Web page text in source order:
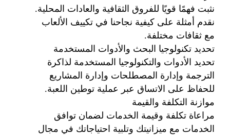
نثبت فهمًا قويًا للفروق الثقافية والعادات المحلية.
نقدم أمثلة على كيفية نجاحنا في تكييف الألعاب
مع ثقافات مختلفة.
تحديد تكنولوجيا البحث والأدوات المستخدمة
تحديد الأدوات والتكنولوجيا المستخدمة لذاكرة
الترجمة وإدارة المصطلحات وإدارة المشاريع
للحفاظ على الاتساق عبر عملية توطين اللعبة.
موازنة التكلفة والقيمة
مراعاة تكلفة وقيمة الخدمات لضمان توافق
الخدمات مع ميزانيتك وتلبية احتياجاتك في مجال